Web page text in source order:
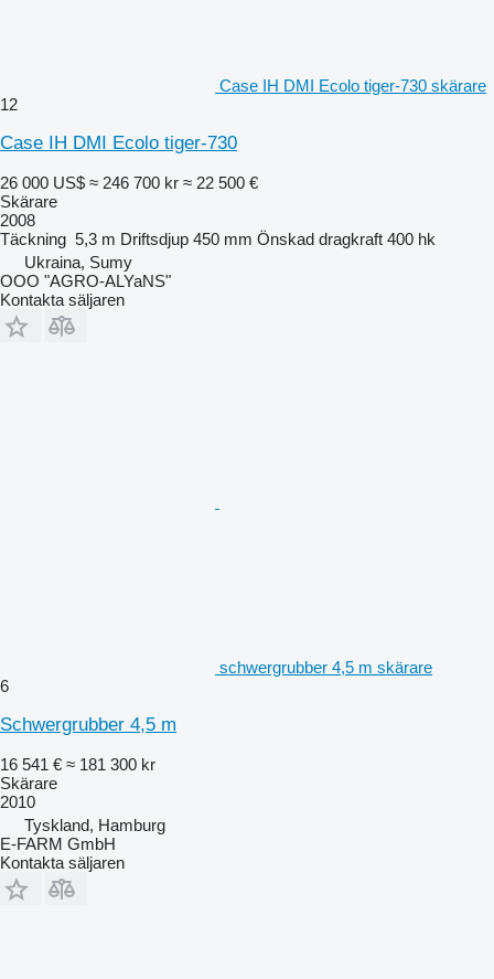
Case IH DMI Ecolo tiger-730 skärare
12
Case IH DMI Ecolo tiger-730
26 000 US$ ≈ 246 700 kr ≈ 22 500 €
Skärare
2008
Täckning 5,3 m Driftsdjup 450 mm Önskad dragkraft 400 hk
Ukraina, Sumy
OOO "AGRO-ALYaNS"
Kontakta säljaren
schwergrubber 4,5 m skärare
6
Schwergrubber 4,5 m
16 541 € ≈ 181 300 kr
Skärare
2010
Tyskland, Hamburg
E-FARM GmbH
Kontakta säljaren